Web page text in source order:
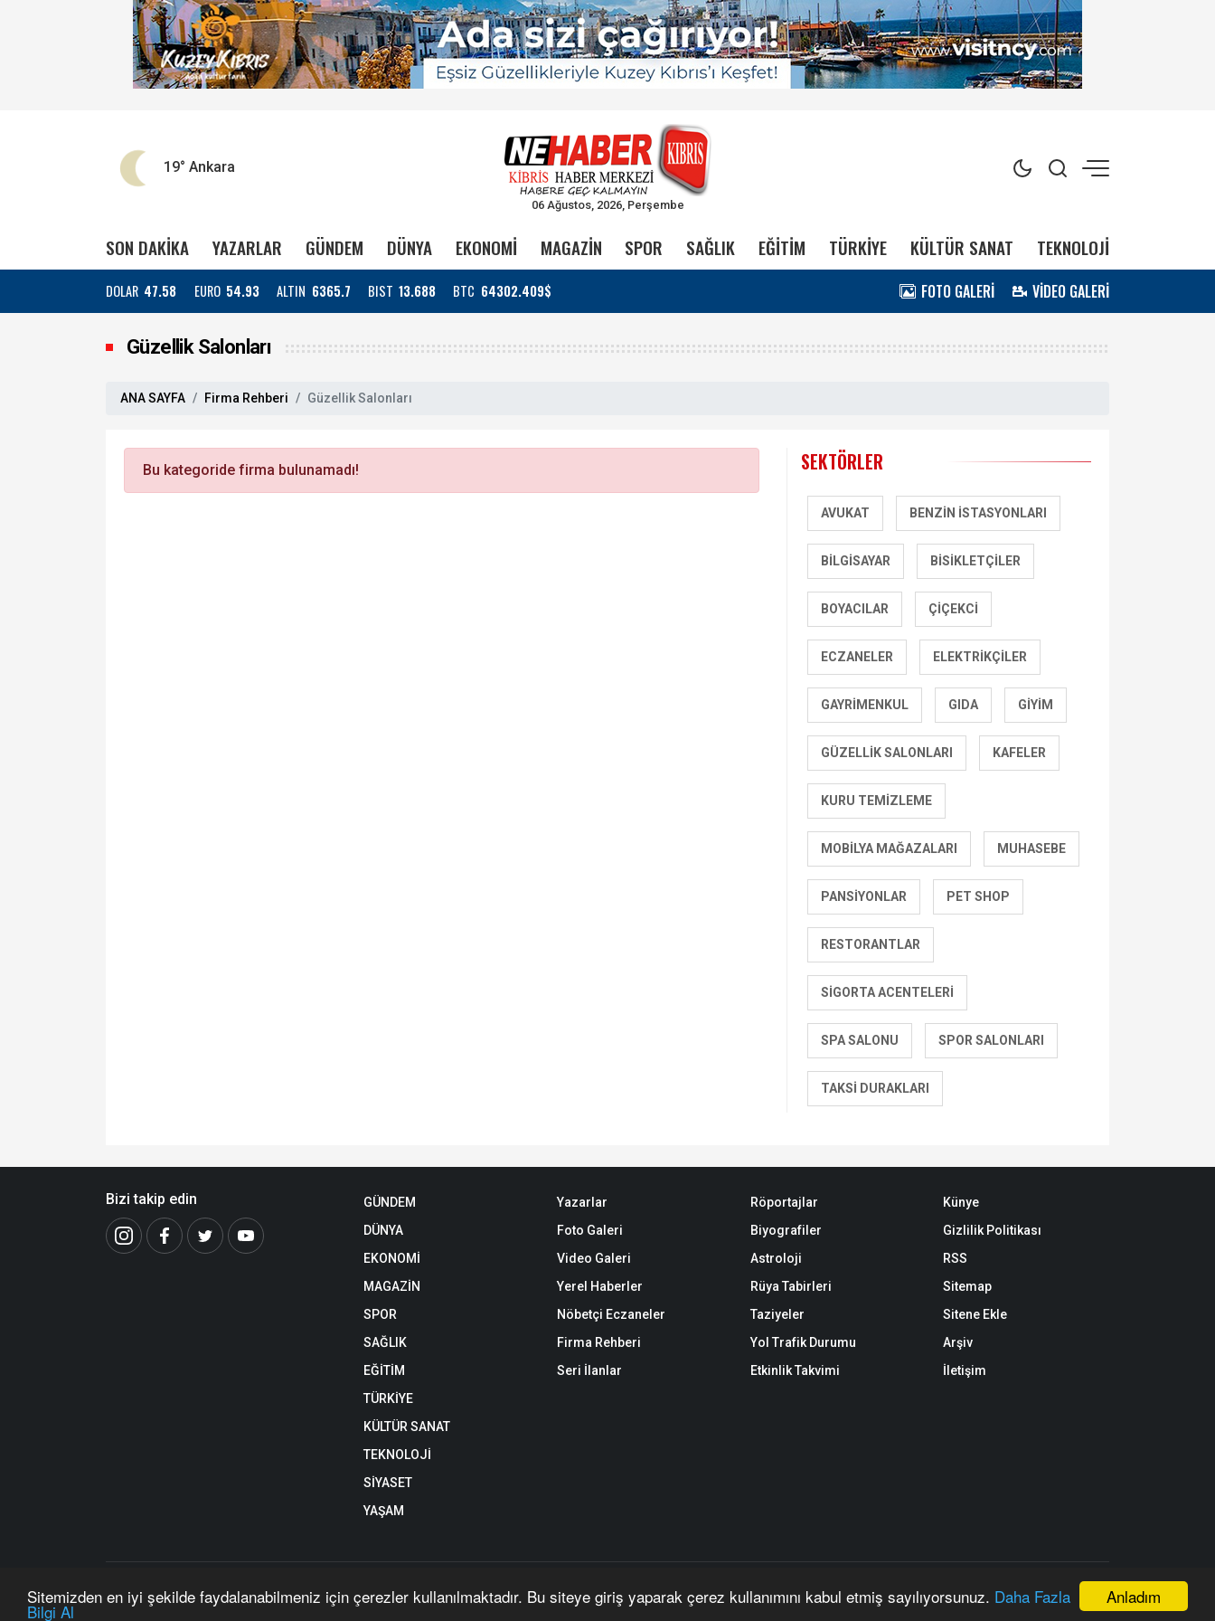
Anladım
Sitemizden en iyi şekilde faydalanabilmeniz için çerezler kullanılmaktadır. Bu siteye giriş yaparak çerez kullanımını kabul etmiş sayılıyorsunuz. Daha Fazla
Bilgi Al
19° Ankara
06 Ağustos, 2026, Perşembe
SON DAKİKA YAZARLAR GÜNDEM DÜNYA EKONOMİ MAGAZİN SPOR SAĞLIK EĞİTİM TÜRKİYE KÜLTÜR SANAT TEKNOLOJİ
DOLAR 47.58 EURO 54.93 ALTIN 6365.7 BIST 13.688 BTC 64302.409$ FOTO GALERİ VİDEO GALERİ
Güzellik Salonları
ANA SAYFA Firma Rehberi Güzellik Salonları
Bu kategoride firma bulunamadı! SEKTÖRLER
AVUKAT BENZIN İSTASYONLARI
BILGISAYAR BISIKLETÇILER
BOYACILAR ÇIÇEKCI
ECZANELER ELEKTRIKÇILER
GAYRIMENKUL GIDA GIYIM
GÜZELLIK SALONLARI KAFELER
KURU TEMIZLEME
MOBILYA MAĞAZALARI MUHASEBE
PANSIYONLAR PET SHOP
RESTORANTLAR
SIGORTA ACENTELERI
SPA SALONU SPOR SALONLARI
TAKSI DURAKLARI
Bizi takip edin
GÜNDEM
DÜNYA
EKONOMİ
MAGAZİN
SPOR
SAĞLIK
EĞİTİM
TÜRKİYE
KÜLTÜR SANAT
TEKNOLOJİ
SİYASET
YAŞAM
Yazarlar
Foto Galeri
Video Galeri
Yerel Haberler
Nöbetçi Eczaneler
Firma Rehberi
Seri İlanlar
Röportajlar
Biyografiler
Astroloji
Rüya Tabirleri
Taziyeler
Yol Trafik Durumu
Etkinlik Takvimi
Künye
Gizlilik Politikası
RSS
Sitemap
Sitene Ekle
Arşiv
İletişim
Copyright © 2026 Ne Haber Kıbrıs - Tüm hakları saklıdır. | Yazılım:Onemsoft